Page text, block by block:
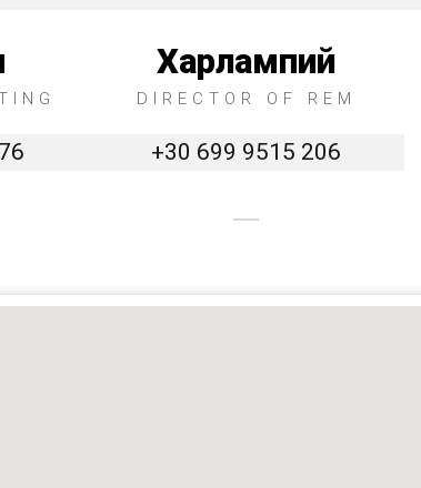
Харлампий
DIRECTOR OF REM
+30 699 9515 206